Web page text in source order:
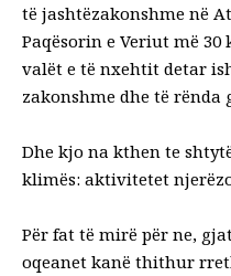
të jashtëzakonshme në
Paqësorin e Veriut më 30
valët e të nxehtit detar
zakonshme dhe të
Dhe kjo na kthen te
klimës: aktivitetet
Për fat të mirë për ne,
oqeanet kanë thithur